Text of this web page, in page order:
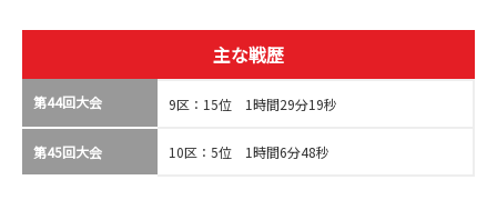
主な戦歴
第44回大会 9区：15位 1時間29分19秒
第45回大会 10区：5位 1時間6分48秒